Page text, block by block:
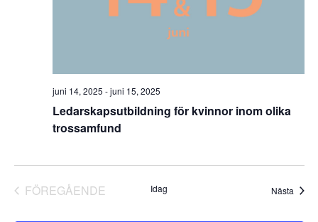
Ledarskapsutbildning för kvinnor inom olika
trossamfund
juni 14, 2025 -juni 15, 2025
FÖREGÅENDE EVENEMANG
Idag Nästa